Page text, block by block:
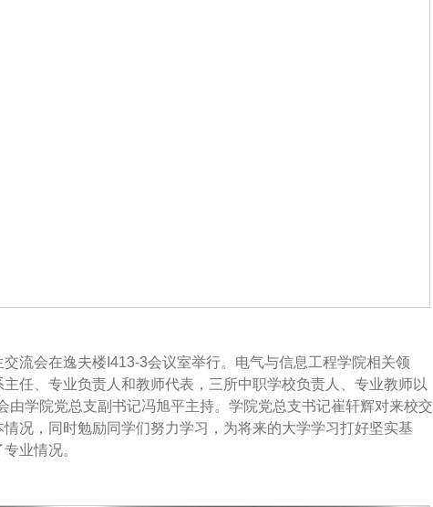
流会在逸夫楼I413-3会议室举行。电气与信息工程学院相关领
任、专业负责人和教师代表，三所中职学校负责人、专业教师以
由学院党总支副书记冯旭平主持。学院党总支书记崔轩辉对来校交
况，同时勉励同学们努力学习，为将来的大学学习打好坚实基
业情况。